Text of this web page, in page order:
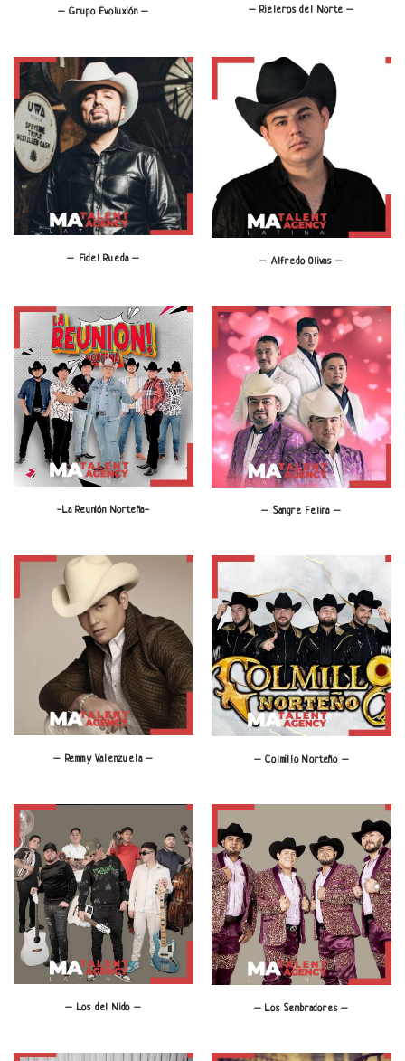
– Grupo Evoluxión – – Rieleros del Norte –
– Fidel Rueda – – Alfredo Olivas –
-La Reunión Norteña- – Sangre Felina –
– Remmy Valenzuela – – Colmillo Norteño –
– Los del Nido – – Los Sembradores –